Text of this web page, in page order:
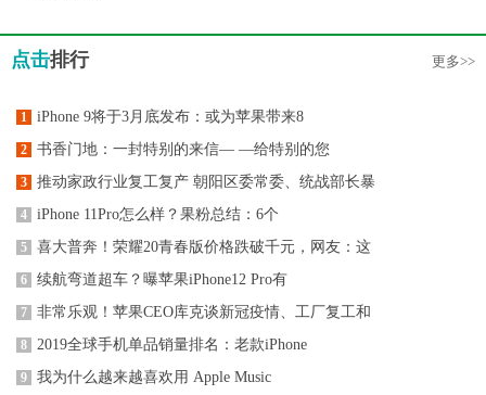
点击排行 更多>>
1 iPhone 9将于3月底发布：或为苹果带来8
2 书香门地：一封特别的来信— —给特别的您
3 推动家政行业复工复产 朝阳区委常委、统战部长暴
4 iPhone 11Pro怎么样？果粉总结：6个
5 喜大普奔！荣耀20青春版价格跌破千元，网友：这
6 续航弯道超车？曝苹果iPhone12 Pro有
7 非常乐观！苹果CEO库克谈新冠疫情、工厂复工和
8 2019全球手机单品销量排名：老款iPhone
9 我为什么越来越喜欢用 Apple Music